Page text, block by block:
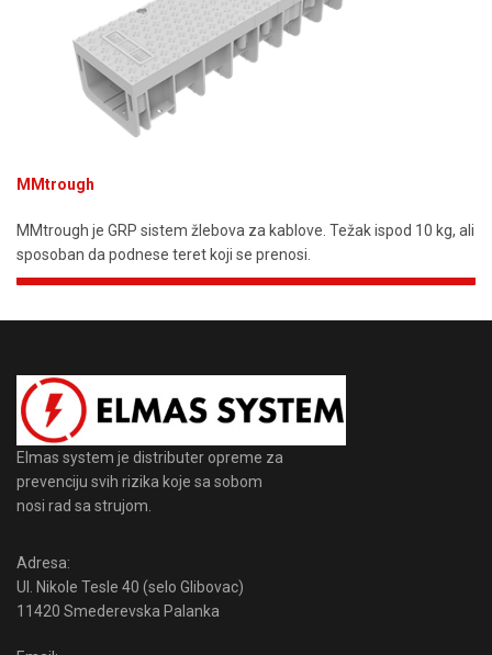
MMtrough
MMtrough je GRP sistem žlebova za kablove. Težak ispod 10 kg, ali
sposoban da podnese teret koji se prenosi.
Elmas system je distributer opreme za
prevenciju svih rizika koje sa sobom
nosi rad sa strujom.
Adresa:
Ul. Nikole Tesle 40 (selo Glibovac)
11420 Smederevska Palanka